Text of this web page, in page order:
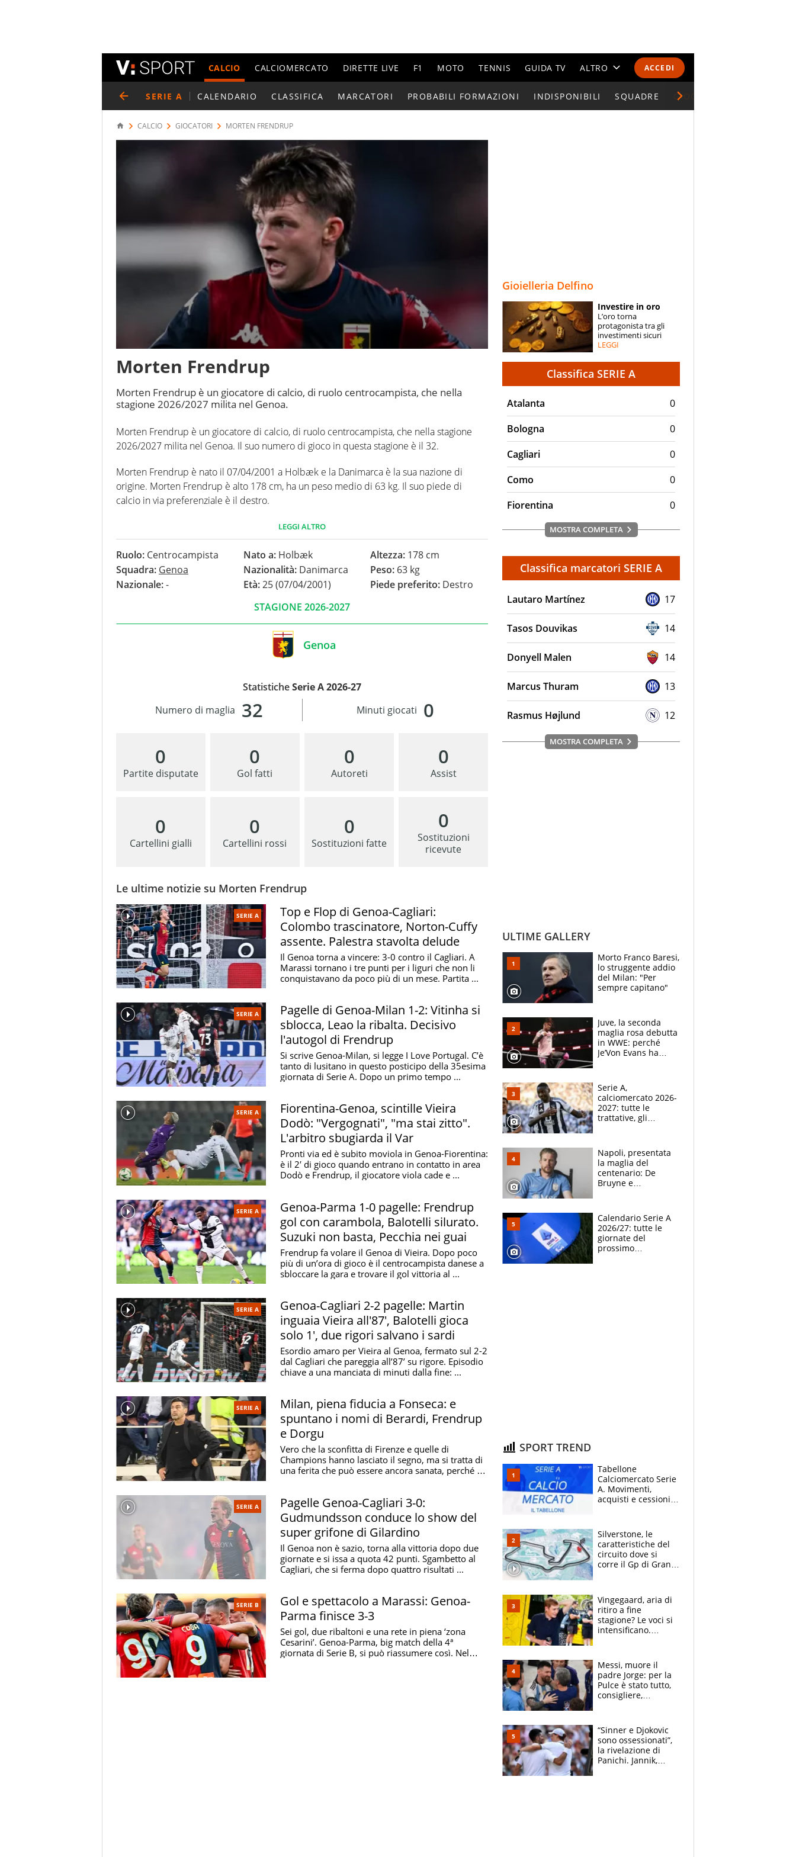
ACCEDI
CALCIO CALCIOMERCATO DIRETTE LIVE F1 MOTO TENNIS GUIDA TV ALTRO
CALENDARI E CLASSIFICHE
ESPERTI
CONTATTI
SERIE A CALENDARIO CLASSIFICA MARCATORI PROBABILI FORMAZIONI INDISPONIBILI SQUADRE GIOCATORI SERIE A
CALCIO GIOCATORI MORTEN FRENDRUP
Morten Frendrup
Morten Frendrup è un giocatore di calcio, di ruolo centrocampista, che nella
stagione 2026/2027 milita nel Genoa.
Morten Frendrup è un giocatore di calcio, di ruolo centrocampista, che nella stagione
2026/2027 milita nel Genoa. Il suo numero di gioco in questa stagione è il 32.
Morten Frendrup è nato il 07/04/2001 a Holbæk e la Danimarca è la sua nazione di
origine. Morten Frendrup è alto 178 cm, ha un peso medio di 63 kg. Il suo piede di
calcio in via preferenziale è il destro.
In questa stagione ha disputato nel campionato Serie A 0 partite e non ha segnato
nessun gol.
LEGGI ALTRO
Ruolo: Centrocampista
Squadra: Genoa
Nazionale:-
Nato a:Holbæk
Nazionalità:Danimarca
Età:25 (07/04/2001)
Altezza: 178 cm
Peso: 63 kg
Piede preferito: Destro
STAGIONE 2026-2027
Genoa
StatisticheSerie A 2026-27
32
Numero di maglia 0
Minuti giocati
0
Partite disputate
0
Gol fatti
0
Autoreti
0
Assist
0
Cartellini gialli
0
Cartellini rossi
0
Sostituzioni fatte
0
Sostituzioni
ricevute
Le ultime notizie su Morten Frendrup
SERIE A
Top e Flop di Genoa-Cagliari:
Colombo trascinatore, Norton-Cuffy
assente. Palestra stavolta delude
Il Genoa torna a vincere: 3-0 contro il Cagliari. A
Marassi tornano i tre punti per i liguri che non li
conquistavano da poco più di un mese. Partita ...
SERIE A
Pagelle di Genoa-Milan 1-2: Vitinha si
sblocca, Leao la ribalta. Decisivo
l'autogol di Frendrup
Si scrive Genoa-Milan, si legge I Love Portugal. C’è
tanto di lusitano in questo posticipo della 35esima
giornata di Serie A. Dopo un primo tempo ...
SERIE A
Fiorentina-Genoa, scintille Vieira
Dodò: "Vergognati", "ma stai zitto".
L'arbitro sbugiarda il Var
Pronti via ed è subito moviola in Genoa-Fiorentina:
è il 2′ di gioco quando entrano in contatto in area
Dodò e Frendrup, il giocatore viola cade e ...
SERIE A
Genoa-Parma 1-0 pagelle: Frendrup
gol con carambola, Balotelli silurato.
Suzuki non basta, Pecchia nei guai
Frendrup fa volare il Genoa di Vieira. Dopo poco
più di un’ora di gioco è il centrocampista danese a
sbloccare la gara e trovare il gol vittoria al ...
SERIE A
Genoa-Cagliari 2-2 pagelle: Martin
inguaia Vieira all'87', Balotelli gioca
solo 1', due rigori salvano i sardi
Esordio amaro per Vieira al Genoa, fermato sul 2-2
dal Cagliari che pareggia all’87’ su rigore. Episodio
chiave a una manciata di minuti dalla fine: ...
SERIE A
Milan, piena fiducia a Fonseca: e
spuntano i nomi di Berardi, Frendrup
e Dorgu
Vero che la sconfitta di Firenze e quelle di
Champions hanno lasciato il segno, ma si tratta di
una ferita che può essere ancora sanata, perché si
SERIE A
Pagelle Genoa-Cagliari 3-0:
Gudmundsson conduce lo show del
super grifone di Gilardino
Il Genoa non è sazio, torna alla vittoria dopo due
giornate e si issa a quota 42 punti. Sgambetto al
Cagliari, che si ferma dopo quattro risultati ...
SERIE B
Gol e spettacolo a Marassi: Genoa-
Parma finisce 3-3
Sei gol, due ribaltoni e una rete in piena ‘zona
Cesarini’. Genoa-Parma, big match della 4ª
giornata di Serie B, si può riassumere così. Nel
Gioielleria Delfino
Investire in oro
L’oro torna
protagonista tra gli
investimenti sicuri
LEGGI
Classifica SERIE A
Atalanta
0
Bologna
0
Cagliari
0
Como
0
Fiorentina
0
MOSTRA COMPLETA
Classifica marcatori SERIE A
Lautaro Martínez 17
Tasos Douvikas 14
Donyell Malen 14
Marcus Thuram 13
Rasmus Højlund 12
MOSTRA COMPLETA
ULTIME GALLERY
Morto Franco Baresi,
lo struggente addio
del Milan: "Per
sempre capitano"
Juve, la seconda
maglia rosa debutta
in WWE: perché
Je’Von Evans ha
Serie A,
calciomercato 2026-
2027: tutte le
trattative, gli
colpi delle big
Napoli, presentata
la maglia del
centenario: De
Bruyne e
nuova divisa home
2026-2027
Calendario Serie A
2026/27: tutte le
giornate del
prossimo
SPORT TREND
Tabellone
Calciomercato Serie
A. Movimenti,
acquisti e cessioni:
Silverstone, le
caratteristiche del
circuito dove si
corre il Gp di Gran
Vingegaard, aria di
ritiro a fine
stagione? Le voci si
intensificano.
vuole la Roubaix
Messi, muore il
padre Jorge: per la
Pulce è stato tutto,
consigliere,
“Sinner e Djokovic
sono ossessionati”,
la rivelazione di
Panichi. Jannik,